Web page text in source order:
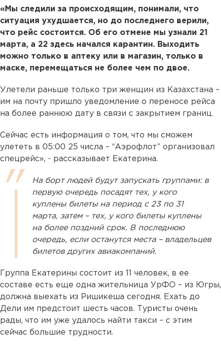
«Мы следили за происходящим, понимали, что
ситуация ухудшается, но до последнего верили,
что рейс состоится. Об его отмене мы узнали 21
марта, а 22 здесь начался карантин. Выходить
можно только в аптеку или в магазин, только в
маске, перемещаться не более чем по двое.
Улетели раньше только три женщин из Казахстана –
им на почту пришло уведомление о переносе рейса
на более раннюю дату в связи с закрытием границ.
Сейчас есть информация о том, что мы сможем
улететь в 05:00 25 числа – “Аэрофлот” организовал
спецрейс», - рассказывает Екатерина.
На борт людей будут запускать группами: в
первую очередь посадят тех, у кого
куплены билеты на период с 23 по 31
марта, затем – тех, у кого билеты куплены
на более поздний срок. В последнюю
очередь, если останутся места – владельцев
билетов других авиакомпаний.
Группа Екатерины состоит из 11 человек, в ее
составе есть еще одна жительница УрФО – из Югры,
должна выехать из Ришикеша сегодня. Ехать до
Дели им предстоит шесть часов. Туристы очень
рады, что им уже удалось найти такси – с этим
сейчас большие трудности.